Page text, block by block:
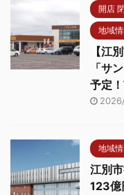
開店
地域
【江
「サ
予定
地域
江別
123